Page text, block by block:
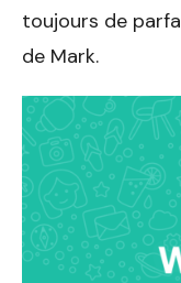
toujours de
de Mark.